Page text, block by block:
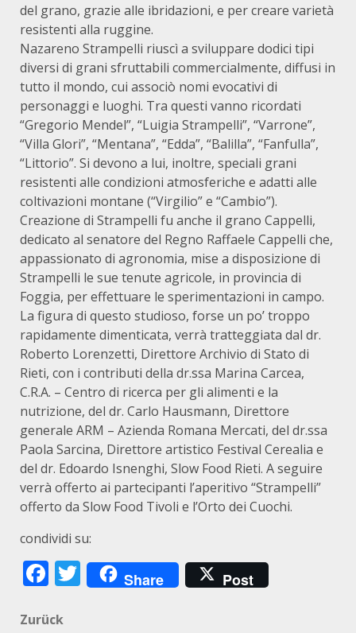
del grano, grazie alle ibridazioni, e per creare varietà
resistenti alla ruggine.
Nazareno Strampelli riuscì a sviluppare dodici tipi
diversi di grani sfruttabili commercialmente, diffusi in
tutto il mondo, cui associò nomi evocativi di
personaggi e luoghi. Tra questi vanno ricordati
“Gregorio Mendel”, “Luigia Strampelli”, “Varrone”,
“Villa Glori”, “Mentana”, “Edda”, “Balilla”, “Fanfulla”,
“Littorio”. Si devono a lui, inoltre, speciali grani
resistenti alle condizioni atmosferiche e adatti alle
coltivazioni montane (“Virgilio” e “Cambio”).
Creazione di Strampelli fu anche il grano Cappelli,
dedicato al senatore del Regno Raffaele Cappelli che,
appassionato di agronomia, mise a disposizione di
Strampelli le sue tenute agricole, in provincia di
Foggia, per effettuare le sperimentazioni in campo.
La figura di questo studioso, forse un po’ troppo
rapidamente dimenticata, verrà tratteggiata dal dr.
Roberto Lorenzetti, Direttore Archivio di Stato di
Rieti, con i contributi della dr.ssa Marina Carcea,
C.R.A. – Centro di ricerca per gli alimenti e la
nutrizione, del dr. Carlo Hausmann, Direttore
generale ARM – Azienda Romana Mercati, del dr.ssa
Paola Sarcina, Direttore artistico Festival Cerealia e
del dr. Edoardo Isnenghi, Slow Food Rieti. A seguire
verrà offerto ai partecipanti l’aperitivo “Strampelli”
offerto da Slow Food Tivoli e l’Orto dei Cuochi.
condividi su:
Facebook
Twitter
Share Post
Beitragsnavigation
Zurück